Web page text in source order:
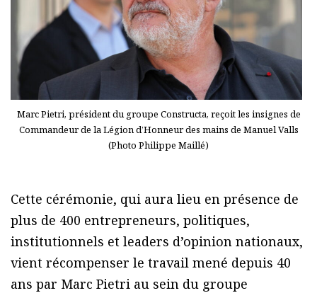
Marc Pietri, président du groupe Constructa, reçoit les insignes de
Commandeur de la Légion d’Honneur des mains de Manuel Valls
(Photo Philippe Maillé)
Cette cérémonie, qui aura lieu en présence de
plus de 400 entrepreneurs, politiques,
institutionnels et leaders d’opinion nationaux,
vient récompenser le travail mené depuis 40
ans par Marc Pietri au sein du groupe